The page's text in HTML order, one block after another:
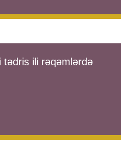
tədris ili rəqəmlərdə